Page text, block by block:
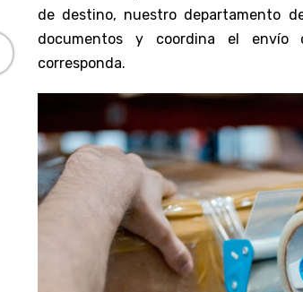
de destino, nuestro departamento
documentos y coordina el envío
corresponda.